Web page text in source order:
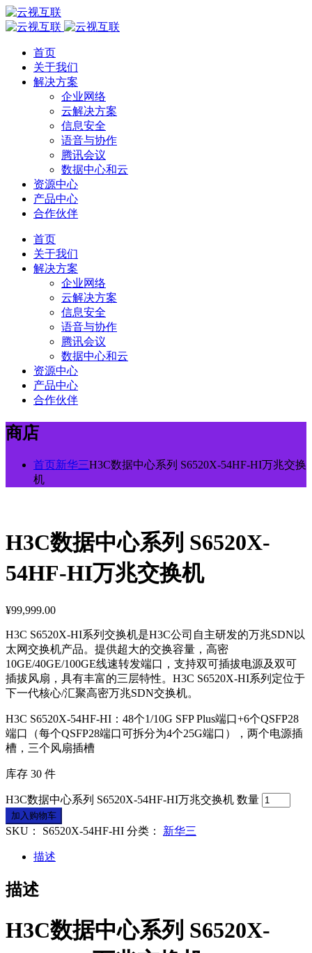
首页
关于我们
解决方案
企业网络
云解决方案
信息安全
语音与协作
腾讯会议
数据中心和云
资源中心
产品中心
合作伙伴
首页
关于我们
解决方案
企业网络
云解决方案
信息安全
语音与协作
腾讯会议
数据中心和云
资源中心
产品中心
合作伙伴
商店
首页新华三H3C数据中心系列 S6520X-54HF-HI万兆交换
机
H3C数据中心系列 S6520X-
54HF-HI万兆交换机
¥99,999.00
H3C S6520X-HI系列交换机是H3C公司自主研发的万兆SDN以
太网交换机产品。提供超大的交换容量，高密
10GE/40GE/100GE线速转发端口，支持双可插拔电源及双可
插拔风扇，具有丰富的三层特性。H3C S6520X-HI系列定位于
下一代核心/汇聚高密万兆SDN交换机。
H3C S6520X-54HF-HI：48个1/10G SFP Plus端口+6个QSFP28
端口（每个QSFP28端口可拆分为4个25G端口），两个电源插
槽，三个风扇插槽
库存 30 件
H3C数据中心系列 S6520X-54HF-HI万兆交换机 数量
加入购物车
SKU： S6520X-54HF-HI 分类： 新华三
描述
描述
H3C数据中心系列 S6520X-